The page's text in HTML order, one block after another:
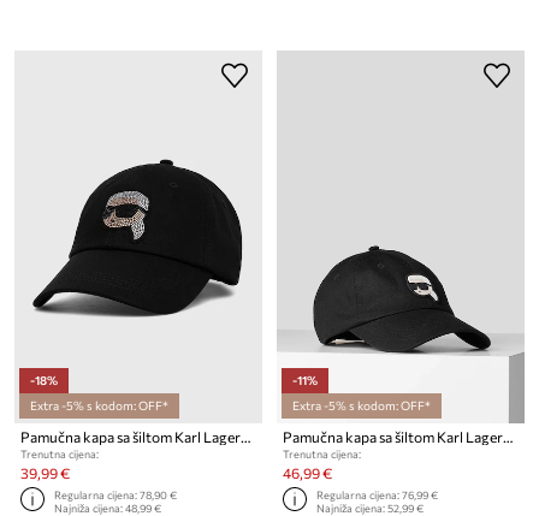
-18%
Extra -5% s kodom: OFF*
Pamučna kapa sa šiltom Karl Lagerfeld
Trenutna cijena:
39,99 €
Regularna cijena:78,90 €
Najniža cijena:48,99 €
-11%
Extra -5% s kodom: OFF*
Pamučna kapa sa šiltom Karl Lagerfeld
Trenutna cijena:
46,99 €
Regularna cijena:76,99 €
Najniža cijena:52,99 €